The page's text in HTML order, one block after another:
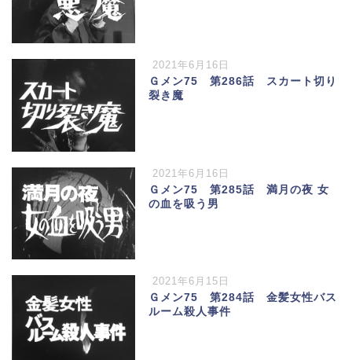
2021年6月16日
Ｇメン75 第286話 スカート切り
裂き魔
2021年6月16日
Ｇメン75 第285話 満月の夜 女
の血を吸う男
2021年6月15日
Ｇメン75 第284話 金髪女性バス
ルーム殺人事件